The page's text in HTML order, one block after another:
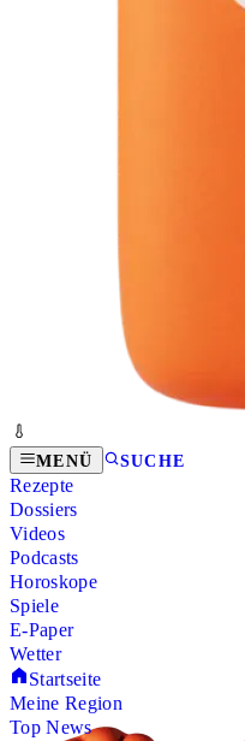
MENÜ SUCHE
Rezepte
Dossiers
Videos
Podcasts
Horoskope
Spiele
E-Paper
Wetter
Startseite
Meine Region
Top News